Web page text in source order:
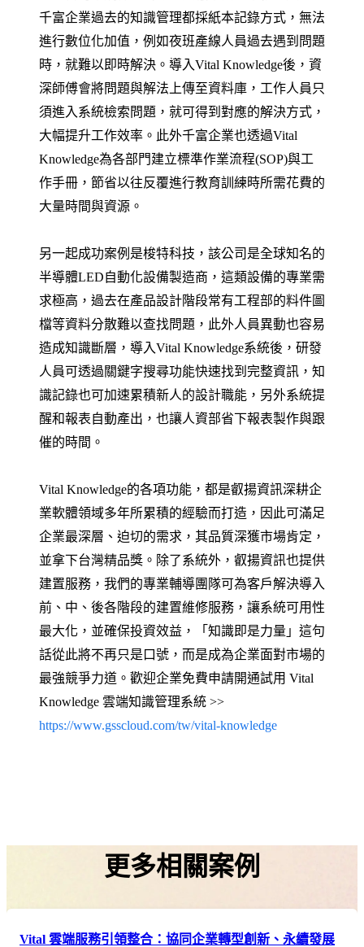
千富企業過去的知識管理都採紙本記錄方式，無法
進行數位化加值，例如夜班產線人員過去遇到問題
時，就難以即時解決。導入Vital Knowledge後，資
深師傅會將問題與解法上傳至資料庫，工作人員只
須進入系統檢索問題，就可得到對應的解決方式，
大幅提升工作效率。此外千富企業也透過Vital
Knowledge為各部門建立標準作業流程(SOP)與工
作手冊，節省以往反覆進行教育訓練時所需花費的
大量時間與資源。
另一起成功案例是梭特科技，該公司是全球知名的
半導體LED自動化設備製造商，這類設備的專業需
求極高，過去在產品設計階段常有工程部的料件圖
檔等資料分散難以查找問題，此外人員異動也容易
造成知識斷層，導入Vital Knowledge系統後，研發
人員可透過關鍵字搜尋功能快速找到完整資訊，知
識記錄也可加速累積新人的設計職能，另外系統提
醒和報表自動產出，也讓人資部省下報表製作與跟
催的時間。
Vital Knowledge的各項功能，都是叡揚資訊深耕企
業軟體領域多年所累積的經驗而打造，因此可滿足
企業最深層、迫切的需求，其品質深獲市場肯定，
並拿下台灣精品獎。除了系統外，叡揚資訊也提供
建置服務，我們的專業輔導團隊可為客戶解決導入
前、中、後各階段的建置維修服務，讓系統可用性
最大化，並確保投資效益，「知識即是力量」這句
話從此將不再只是口號，而是成為企業面對市場的
最強競爭力道。歡迎企業免費申請開通試用 Vital
Knowledge 雲端知識管理系統 >>
https://www.gsscloud.com/tw/vital-knowledge
更多相關案例
Vital 雲端服務引領整合：協同企業轉型創新、永續發展